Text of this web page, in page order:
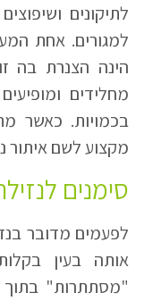
לתיקונים
למגורים. אחת
הינה הצנרת בה
מחלידים
בכמויות. כאשר
מקצוע לשם איתור
סימנים
לפעמים מדובר
אותה בעין
"מסתתרות" בתוך